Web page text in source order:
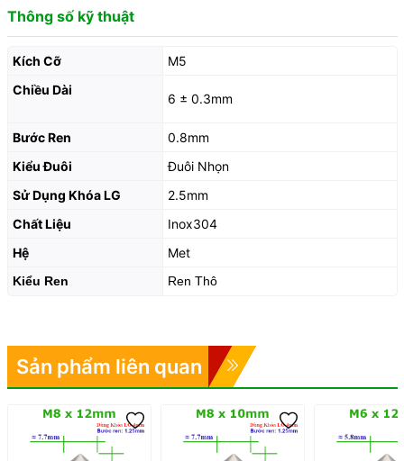
Thông số kỹ thuật
Kích Cỡ
M5
Chiều Dài
6 ± 0.3mm
Bước Ren
0.8mm
Kiểu Đuôi
Đuôi Nhọn
Sử Dụng Khóa LG
2.5mm
Chất Liệu
Inox304
Hệ
Met
Kiểu Ren Ren Thô
Sản phẩm liên quan